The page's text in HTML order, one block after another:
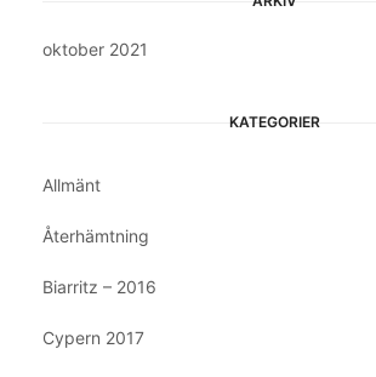
oktober 2021
KATEGORIER
Allmänt
Återhämtning
Biarritz – 2016
Cypern 2017